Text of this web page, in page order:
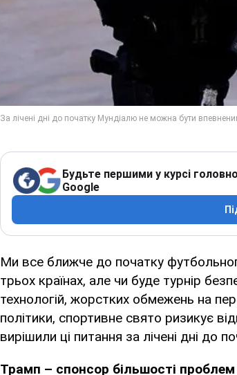
Будьте першими у курсі
Google
Ми все ближче до початку
трьох країнах, але чи буде турнір
технологій, жорстких обмежень на
політики, спортивне свято ризикує
вирішили ці питання за лічені дні до
Трамп – спонсор більшості проблем